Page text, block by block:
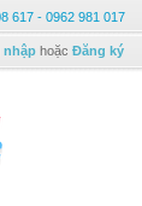
617 - 0962 981 017
nhập hoặc Đăng ký